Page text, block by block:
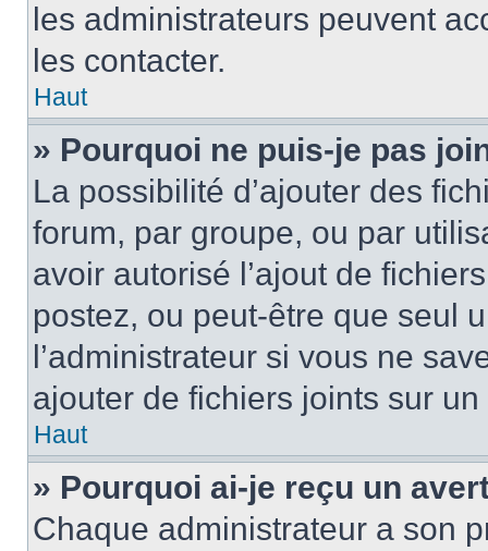
les administrateurs peuvent
les contacter.
Haut
» Pourquoi ne puis-je pas
La possibilité d’ajouter des
forum, par groupe, ou par
avoir autorisé l’ajout de
postez, ou peut-être que seul
l’administrateur si vous ne
ajouter de fichiers joints sur un
Haut
» Pourquoi ai-je reçu un
Chaque administrateur a son